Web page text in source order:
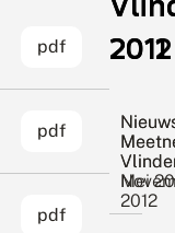
pdf
pdf
pdf
2012
2012
2011
Mei